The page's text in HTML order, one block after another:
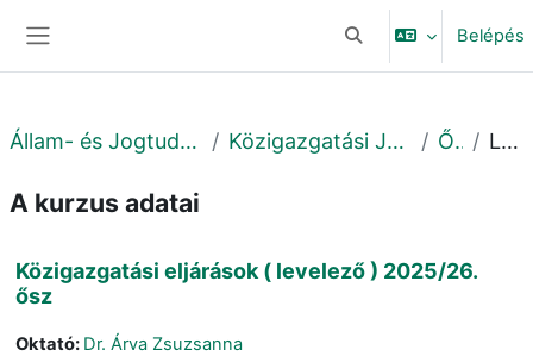
Keresési bemeneti
Belépés
Állam- és Jogtudományi Kar Közigazgatási Jogi Tanszék Őszi Leírás
A kurzus adatai
Közigazgatási eljárások ( levelező ) 2025/26.
ősz
Oktató: Dr. Árva Zsuzsanna